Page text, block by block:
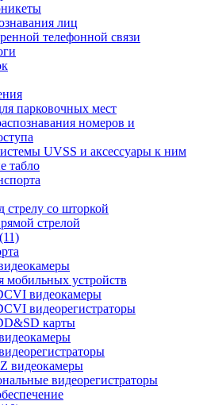
лиц
телефонной связи
парковочных мест
номеров и
UVSS и аксессуары к ним
табло
со шторкой
стрелой
мобильных устройств
видеокамеры
видеорегистраторы
карты
видеокамеры
видеорегистраторы